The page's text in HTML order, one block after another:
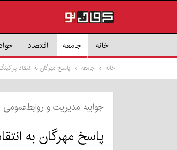
خانه جامعه اقتصاد
خانه جامعه پاسخ مهرگان به انتقاد
جوابیه مدیریت و
پاسخ مهرگان به